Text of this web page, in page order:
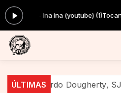
- Ina ina (youtube) (1)Tocando agora:
ÚLTIMAS
Dougherty, SJ, convoca